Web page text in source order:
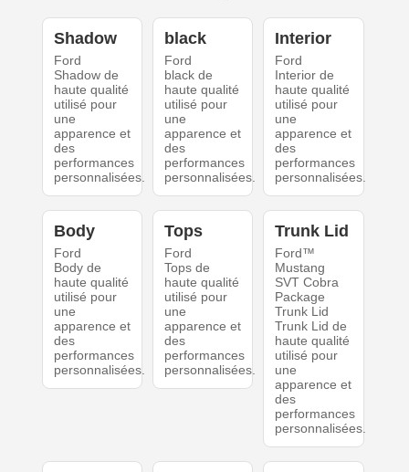
Shadow
Ford
Shadow de
haute qualité
utilisé pour
une
apparence et
des
performances
personnalisées.
black
Ford
black de
haute qualité
utilisé pour
une
apparence et
des
performances
personnalisées.
Interior
Ford
Interior de
haute qualité
utilisé pour
une
apparence et
des
performances
personnalisées.
Body
Ford
Body de
haute qualité
utilisé pour
une
apparence et
des
performances
personnalisées.
Tops
Ford
Tops de
haute qualité
utilisé pour
une
apparence et
des
performances
personnalisées.
Trunk Lid
Ford™
Mustang
SVT Cobra
Package
Trunk Lid
Trunk Lid de
haute qualité
utilisé pour
une
apparence et
des
performances
personnalisées.